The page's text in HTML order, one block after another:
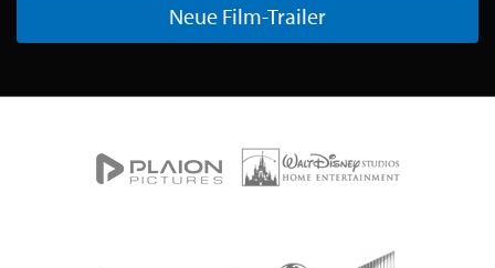
Neue Film-Trailer